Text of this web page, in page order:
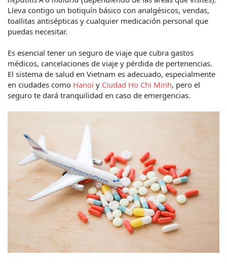
Lleva contigo un botiquín básico con analgésicos, vendas,
toallitas antisépticas y cualquier medicación personal que
puedas necesitar.
Es esencial tener un seguro de viaje que cubra gastos
médicos, cancelaciones de viaje y pérdida de pertenencias.
El sistema de salud en Vietnam es adecuado, especialmente
en ciudades como Hanoi y Ciudad Ho Chi Minh, pero el
seguro te dará tranquilidad en caso de emergencias.